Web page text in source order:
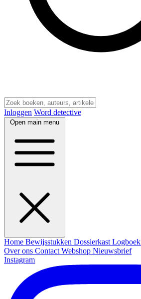
Inloggen Word detective
Open main menu
Home Bewijsstukken Dossierkast Logboek
Over ons Contact Webshop Nieuwsbrief
Instagram